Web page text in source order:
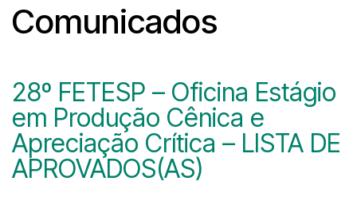
Comunicados
28º FETESP – Oficina Estágio
em Produção Cênica e
Apreciação Crítica – LISTA DE
APROVADOS(AS)